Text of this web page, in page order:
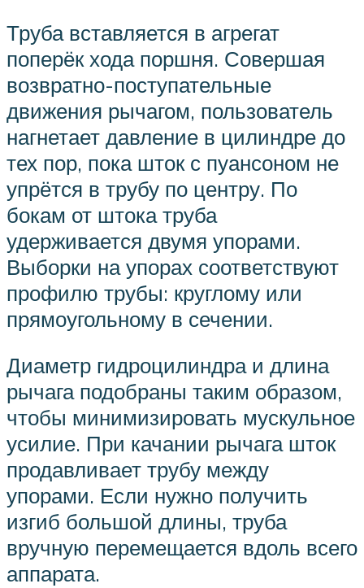
Труба вставляется в агрегат
поперёк хода поршня. Совершая
возвратно-поступательные
движения рычагом, пользователь
нагнетает давление в цилиндре до
тех пор, пока шток с пуансоном не
упрётся в трубу по центру. По
бокам от штока труба
удерживается двумя упорами.
Выборки на упорах соответствуют
профилю трубы: круглому или
прямоугольному в сечении.
Диаметр гидроцилиндра и длина
рычага подобраны таким образом,
чтобы минимизировать мускульное
усилие. При качании рычага шток
продавливает трубу между
упорами. Если нужно получить
изгиб большой длины, труба
вручную перемещается вдоль всего
аппарата.